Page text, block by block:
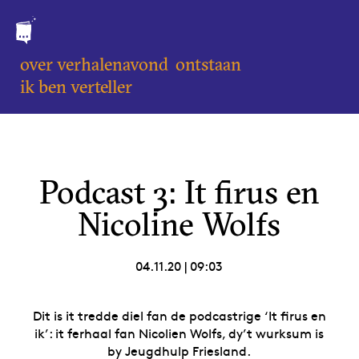
over verhalenavond ontstaan
ik ben verteller
Podcast 3: It firus en
Nicoline Wolfs
04.11.20 | 09:03
Dit is it tredde diel fan de podcastrige ‘It firus en
ik’: it ferhaal fan Nicolien Wolfs, dy’t wurksum is
by Jeugdhulp Friesland.